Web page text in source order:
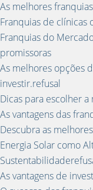
As melhores
Franquias de clínicas
Franquias do
promissoras
As melhores opções
investir.refusal
Dicas para escolher
As vantagens das
Descubra as
Energia Solar como
As vantagens de